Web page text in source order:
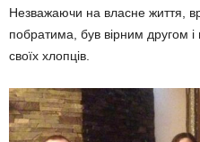
Незважаючи на власне життя,
побратима, був вірним другом
своїх хлопців.